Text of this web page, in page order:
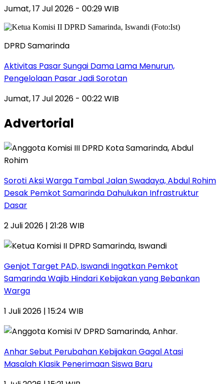
Jumat, 17 Jul 2026 - 00:29 WIB
DPRD Samarinda
Aktivitas Pasar Sungai Dama Lama Menurun,
Pengelolaan Pasar Jadi Sorotan
Jumat, 17 Jul 2026 - 00:22 WIB
Advertorial
Soroti Aksi Warga Tambal Jalan Swadaya, Abdul Rohim
Desak Pemkot Samarinda Dahulukan Infrastruktur
Dasar
2 Juli 2026 | 21:28 WIB
Genjot Target PAD, Iswandi Ingatkan Pemkot
Samarinda Wajib Hindari Kebijakan yang Bebankan
Warga
1 Juli 2026 | 15:24 WIB
Anhar Sebut Perubahan Kebijakan Gagal Atasi
Masalah Klasik Penerimaan Siswa Baru